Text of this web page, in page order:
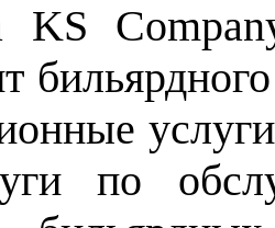
Company
по